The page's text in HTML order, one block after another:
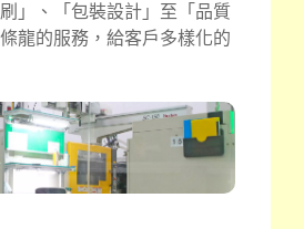
」、「包裝設計」至「品質
龍的服務，給客戶多樣化的